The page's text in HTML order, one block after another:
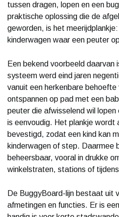
tussen dragen, lopen en een
praktische oplossing die de
geworden, is het
kinderwagen waar een peuter
Een bekend voorbeeld daarvan
systeem werd eind jaren
vanuit een herkenbare behoefte
ontspannen op pad met een
peuter die afwisselend wil lopen
is eenvoudig. Het plankje wordt
bevestigd, zodat een kind kan
kinderwagen of step. Daarmee
beheersbaar, vooral in drukke
winkelstraten, stations of
De BuggyBoard-lijn bestaat uit
afmetingen en functies. Er is